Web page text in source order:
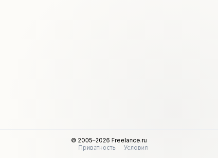
© 2005–2026 Freelance.ru
Приватность
Условия